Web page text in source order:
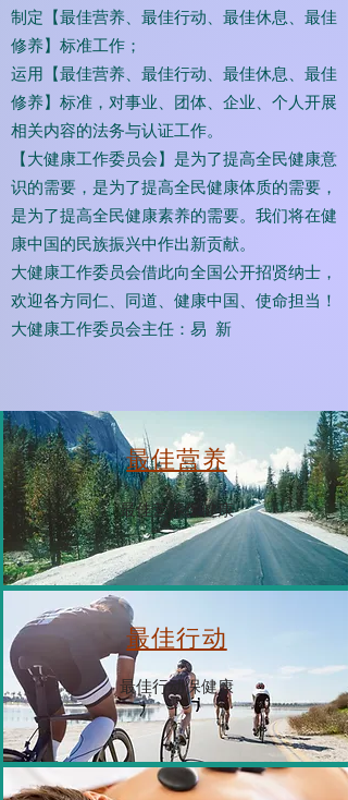
制定【最佳营养、最佳行动、最佳休息、最佳
修养】标准工作；
运用【最佳营养、最佳行动、最佳休息、最佳
修养】标准，对事业、团体、企业、个人开展
相关内容的法务与认证工作。
【大健康工作委员会】是为了提高全民健康意
识的需要，是为了提高全民健康体质的需要，
是为了提高全民健康素养的需要。我们将在健
康中国的民族振兴中作出新贡献。
大健康工作委员会借此向全国公开招贤纳士，
欢迎各方同仁、同道、健康中国、使命担当！
大健康工作委员会主任：易 新
最佳营养
最佳营养保健康
最佳行动
最佳行动保健康